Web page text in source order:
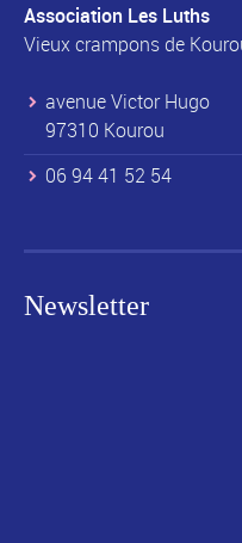
Association Les Luths
Vieux crampons de
avenue Victor Hugo
97310 Kourou
06 94 41 52 54
Newsletter